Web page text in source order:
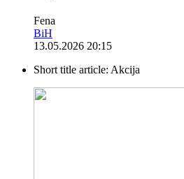
Fena
BiH
13.05.2026 20:15
Short title article: Akcija